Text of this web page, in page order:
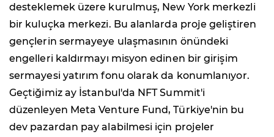
desteklemek üzere kurulmuş, New York merkezli
bir kuluçka merkezi. Bu alanlarda proje geliştiren
gençlerin sermayeye ulaşmasının önündeki
engelleri kaldırmayı misyon edinen bir girişim
sermayesi yatırım fonu olarak da konumlanıyor.
Geçtiğimiz ay İstanbul'da NFT Summit'i
düzenleyen Meta Venture Fund, Türkiye'nin bu
dev pazardan pay alabilmesi için projeler